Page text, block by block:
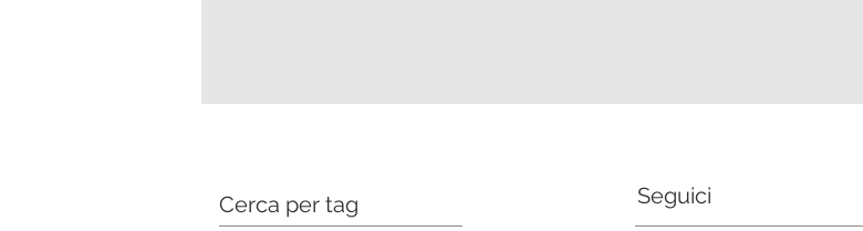
Cerca per tag Seguici